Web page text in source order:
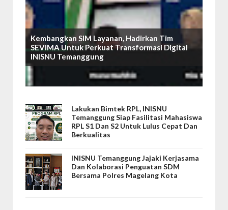
Kembangkan SIM Layanan, Hadirkan Tim
SEVIMA Untuk Perkuat Transformasi Digital
INISNU Temanggung
Lakukan Bimtek RPL, INISNU
Temanggung Siap Fasilitasi Mahasiswa
RPL S1 Dan S2 Untuk Lulus Cepat Dan
Berkualitas
INISNU Temanggung Jajaki Kerjasama
Dan Kolaborasi Penguatan SDM
Bersama Polres Magelang Kota